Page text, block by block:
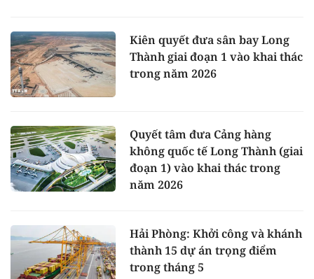
Kiên quyết đưa sân bay Long
Thành giai đoạn 1 vào khai thác
trong năm 2026
Quyết tâm đưa Cảng hàng
không quốc tế Long Thành (giai
đoạn 1) vào khai thác trong
năm 2026
Hải Phòng: Khởi công và khánh
thành 15 dự án trọng điểm
trong tháng 5